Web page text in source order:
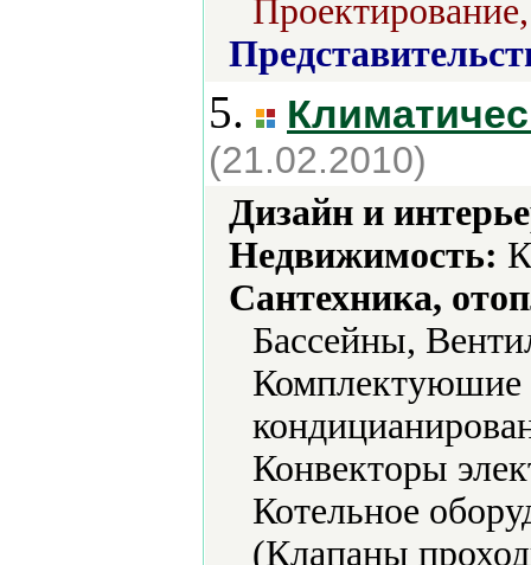
5.
(21.02.2010)
Дизайн и
Недвижимость:
Сантехника,
Бассейны,
Комплектуюшие
Конвекторы
Котельное
(Клапаны